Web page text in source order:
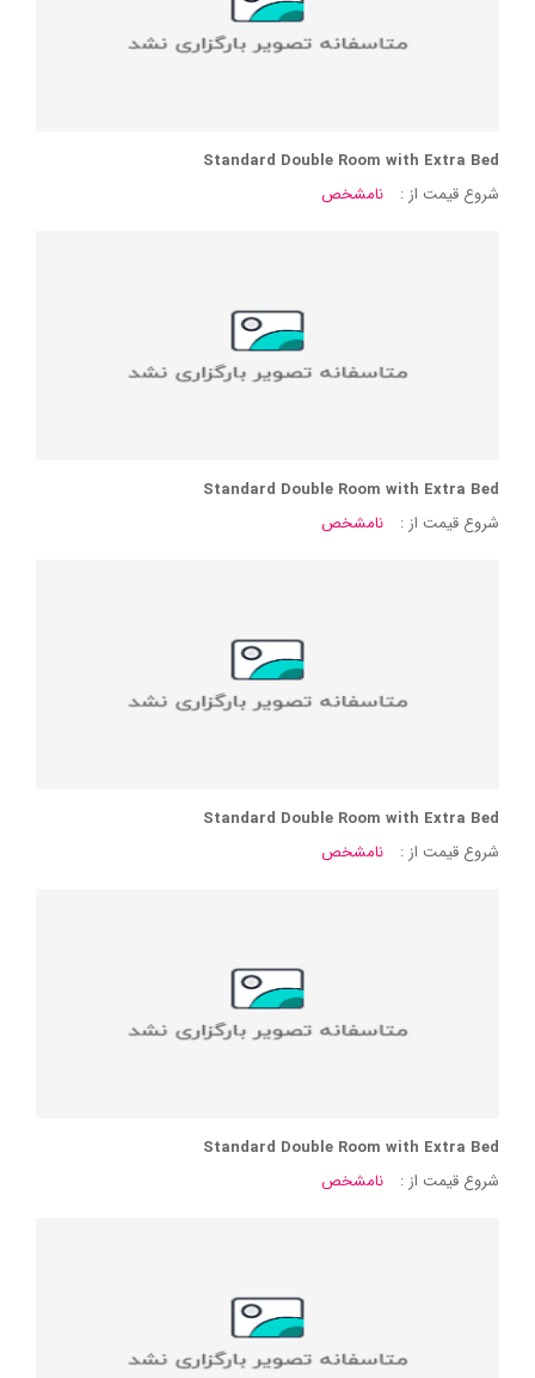
Standard Double Room with Extra Bed
شروع قیمت از :
نامشخص
Standard Double Room with Extra Bed
شروع قیمت از :
نامشخص
Standard Double Room with Extra Bed
شروع قیمت از :
نامشخص
Standard Double Room with Extra Bed
شروع قیمت از :
نامشخص